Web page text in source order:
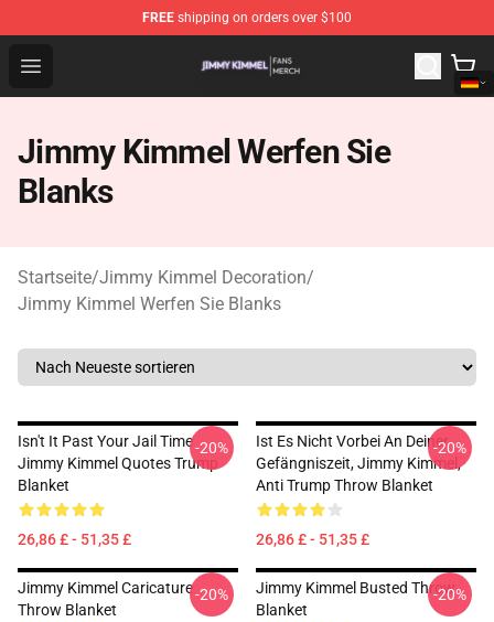
FREE shipping on orders over $100
Open menu
Jimmy Kimmel Shop - Official Jimmy Kimmel
Jimmy Kimmel Werfen Sie
Blanks
Startseite/Jimmy Kimmel Decoration/
Jimmy Kimmel Werfen Sie Blanks
Isn't It Past Your Jail Time
Jimmy Kimmel Quotes Trump
Blanket
26,86 £ - 51,35 £
-20%
Ist Es Nicht Vorbei An Deiner
Gefängniszeit, Jimmy Kimmel,
Anti Trump Throw Blanket
26,86 £ - 51,35 £
-20%
Jimmy Kimmel Caricature
Throw Blanket
-20%
Jimmy Kimmel Busted Throw
Blanket
-20%